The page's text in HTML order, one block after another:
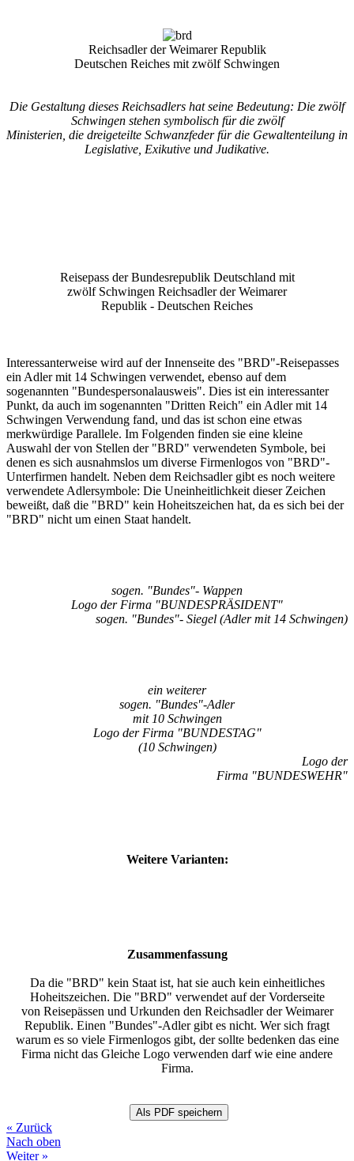
Reichsadler der Weimarer Republik
Deutschen Reiches mit zwölf Schwingen
Die Gestaltung dieses Reichsadlers hat seine Bedeutung: Die zwölf
Schwingen stehen symbolisch für die zwölf
Ministerien, die dreigeteilte Schwanzfeder für die Gewaltenteilung in
Legislative, Exikutive und Judikative.
Reisepass der Bundesrepublik Deutschland mit
zwölf Schwingen Reichsadler der Weimarer
Republik - Deutschen Reiches
Interessanterweise wird auf der Innenseite des "BRD"-Reisepasses
ein Adler mit 14 Schwingen verwendet, ebenso auf dem
sogenannten "Bundespersonalausweis". Dies ist ein interessanter
Punkt, da auch im sogenannten "Dritten Reich" ein Adler mit 14
Schwingen Verwendung fand, und das ist schon eine etwas
merkwürdige Parallele. Im Folgenden finden sie eine kleine
Auswahl der von Stellen der "BRD" verwendeten Symbole, bei
denen es sich ausnahmslos um diverse Firmenlogos von "BRD"-
Unterfirmen handelt. Neben dem Reichsadler gibt es noch weitere
verwendete Adlersymbole: Die Uneinheitlichkeit dieser Zeichen
beweißt, daß die "BRD" kein Hoheitszeichen hat, da es sich bei der
"BRD" nicht um einen Staat handelt.
sogen. "Bundes"- Wappen
Logo der Firma "BUNDESPRÄSIDENT"
sogen. "Bundes"- Siegel (Adler mit 14 Schwingen)
ein weiterer
sogen. "Bundes"-Adler
mit 10 Schwingen
Logo der Firma "BUNDESTAG"
(10 Schwingen)
Logo der
Firma "BUNDESWEHR"
Weitere Varianten:
Zusammenfassung
Da die "BRD" kein Staat ist, hat sie auch kein einheitliches
Hoheitszeichen. Die "BRD" verwendet auf der Vorderseite
von Reisepässen und Urkunden den Reichsadler der Weimarer
Republik. Einen "Bundes"-Adler gibt es nicht. Wer sich fragt
warum es so viele Firmenlogos gibt, der sollte bedenken das eine
Firma nicht das Gleiche Logo verwenden darf wie eine andere
Firma.
« Zurück
Nach oben
Weiter »